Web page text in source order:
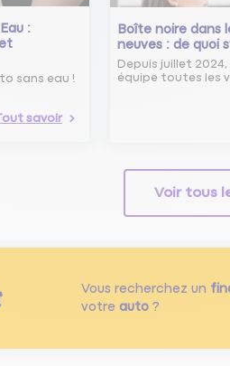
:
sans eau !
savoir
Boîte noire dans
neuves : de quoi
Depuis juillet
équipe toutes les
Voir tous
Vous recherchez un
votre auto?